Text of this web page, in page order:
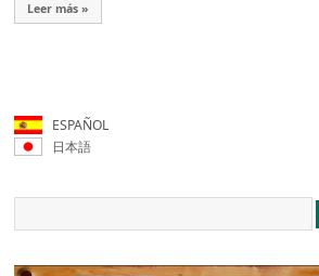
Leer más »
ESPAÑOL
日本語